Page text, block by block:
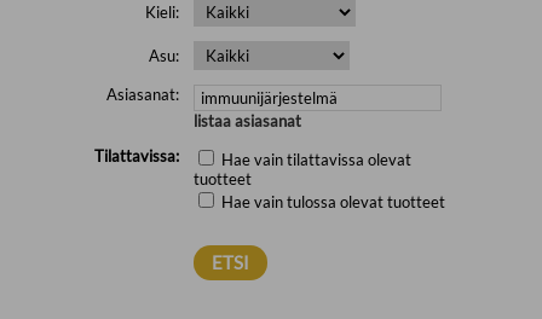
Kieli:
Asu:
Asiasanat:
listaa asiasanat
Tilattavissa:
Hae vain tilattavissa olevat
tuotteet
Hae vain tulossa olevat tuotteet